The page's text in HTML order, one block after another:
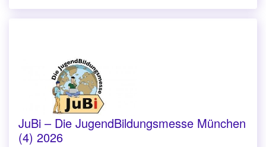
JuBi – Die JugendBildungsmesse München
(4) 2026